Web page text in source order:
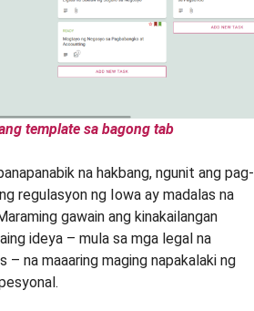
template sa bagong tab
na hakbang, ngunit ang pag-
regulasyon ng Iowa ay madalas na
gawain ang kinakailangan
ideya – mula sa mga legal na
na maaaring maging napakalaki ng